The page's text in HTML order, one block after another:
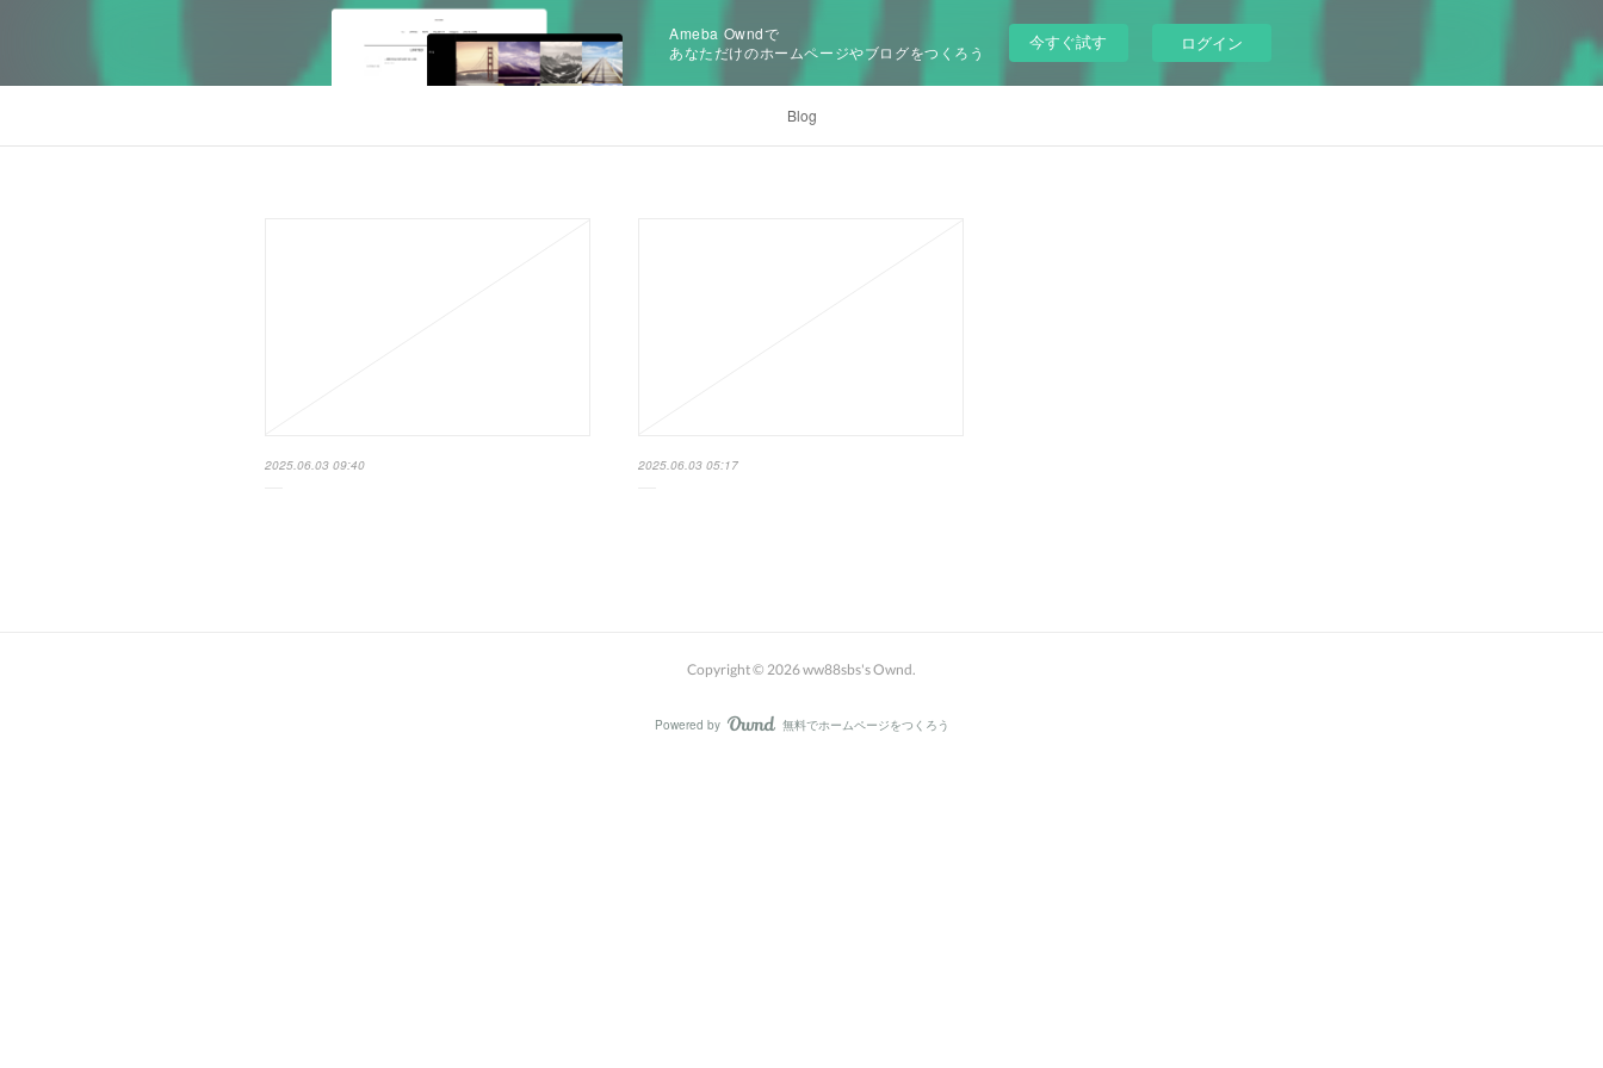
Ameba Owndで
あなただけのホームページやブログをつくろう
今すぐ試す ログイン
Blog
2025.06.03 09:40 2025.06.03 05:17
Copyright © 2026ww88sbs's Ownd.
Powered by AmebaOwnd
無料でホームページをつくろう